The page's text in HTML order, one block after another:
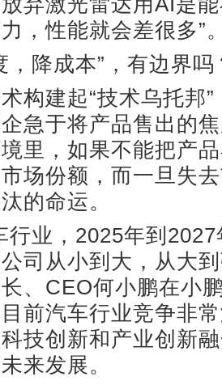
，性能就会差很多”
降成本”，有边界吗
建起“技术乌托邦”
急于将产品售出的
里，如果不能把产
场份额，而一旦失
的命运。
业，2025年到2027
司从小到大，从大
、CEO何小鹏在小
前汽车行业竞争非
技创新和产业创新
来发展。